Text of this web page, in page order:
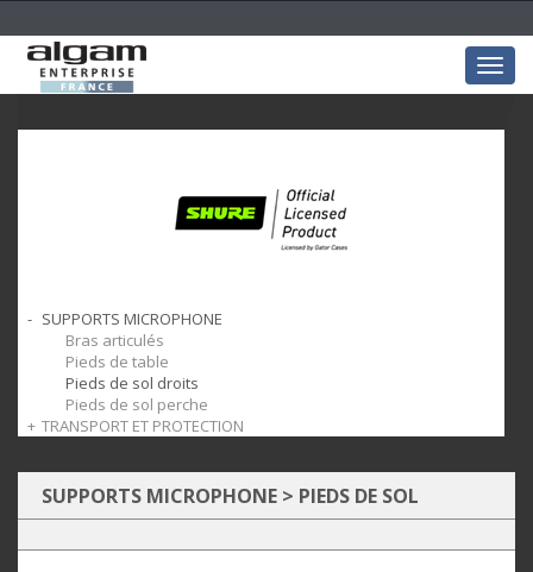
SUPPORTS MICROPHONE
Bras articulés
Pieds de table
Pieds de sol droits
Pieds de sol perche
TRANSPORT ET PROTECTION
Housses pour microphones
Cases pour microphones
SUPPORTS MICROPHONE > PIEDS DE SOL
DROITS